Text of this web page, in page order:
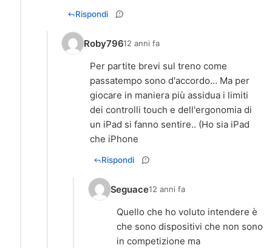
Rispondi
Roby79612 anni fa
Per partite brevi sul treno come
passatempo sono d'accordo... Ma per
giocare in maniera più assidua i limiti
dei controlli touch e dell'ergonomia di
un iPad si fanno sentire.. (Ho sia iPad
che iPhone
Rispondi
Seguace12 anni fa
Quello che ho voluto intendere è
che sono dispositivi che non sono
in competizione ma